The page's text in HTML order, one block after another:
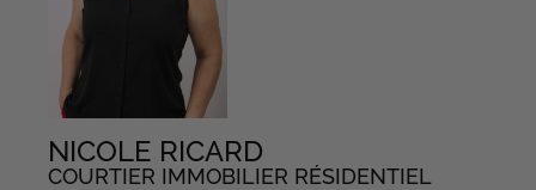
NICOLE RICARD
COURTIER IMMOBILIER RÉSIDENTIEL